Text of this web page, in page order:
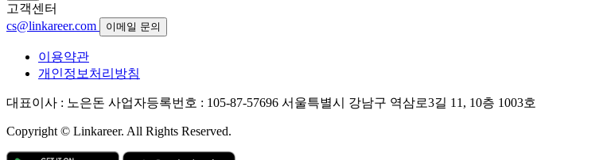
고객센터
cs@linkareer.com
이메일 문의
이용약관
개인정보처리방침
대표이사 : 노은돈 사업자등록번호 : 105-87-57696 서울특별시 강남구 역삼로3길 11, 10층 1003호
Copyright © Linkareer. All Rights Reserved.